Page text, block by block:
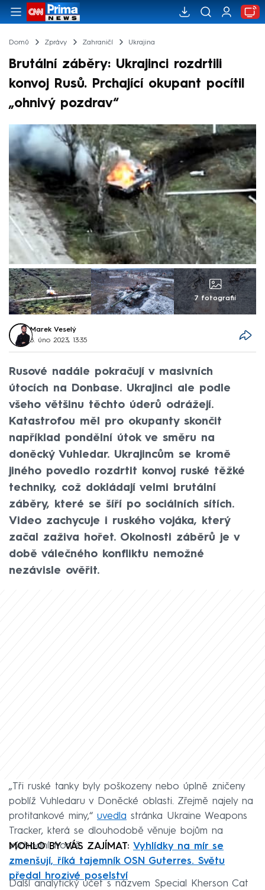
Domů Zprávy Zahraničí Ukrajina
Brutální záběry: Ukrajinci rozdrtili
konvoj Rusů. Prchající okupant pocítil
„ohnivý pozdrav“
7 fotografií
Marek Veselý
8. úno 2023, 13:35
Rusové nadále pokračují v masivních
útocích na Donbase. Ukrajinci ale podle
všeho většinu těchto úderů odrážejí.
Katastrofou měl pro okupanty skončit
například pondělní útok ve směru na
doněcký Vuhledar. Ukrajincům se kromě
jiného povedlo rozdrtit konvoj ruské těžké
techniky, což dokládají velmi brutální
záběry, které se šíří po sociálních sítích.
Video zachycuje i ruského vojáka, který
začal zaživa hořet. Okolnosti záběrů je v
době válečného konfliktu nemožné
nezávisle ověřit.
„Tři ruské tanky byly poškozeny nebo úplně zničeny
poblíž Vuhledaru v Doněcké oblasti. Zřejmě najely na
protitankové miny,“ uvedla stránka Ukraine Weapons
Tracker, která se dlouhodobě věnuje bojům na
východní frontě.
MOHLO BY VÁS ZAJÍMAT: Vyhlídky na mír se
zmenšují, říká tajemník OSN Guterres. Světu
předal hrozivé poselství
Další analytický účet s názvem Special Kherson Cat